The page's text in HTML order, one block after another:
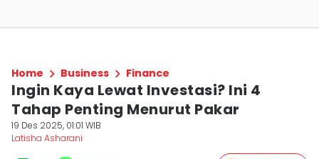
Home Business Finance
Ingin Kaya Lewat Investasi? Ini 4
Tahap Penting Menurut Pakar
19 Des 2025, 01:01 WIB
Latisha Asharani